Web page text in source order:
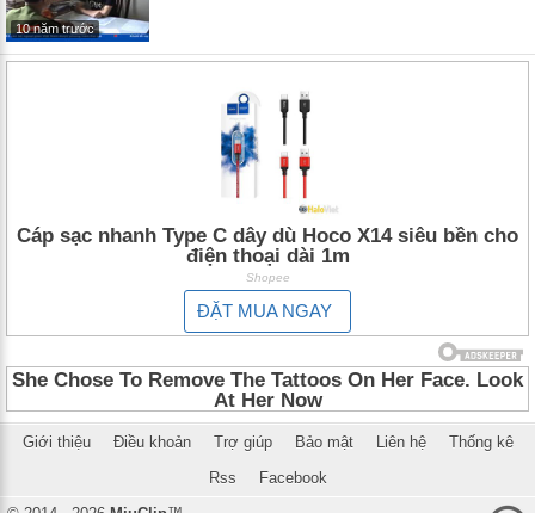
10 năm trước
Cáp sạc nhanh Type C dây dù Hoco X14 siêu bền cho
điện thoại dài 1m
Shopee
ĐẶT MUA NGAY
Giới thiệu Điều khoản Trợ giúp Bảo mật Liên hệ
Thống kê
Rss
Facebook